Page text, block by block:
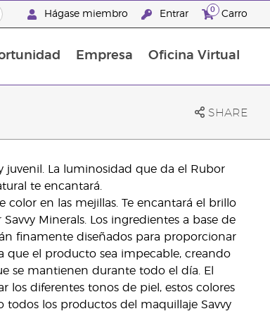
Hágase miembro Entrar 0 Carro
Empresa Oficina Virtual
SHARE
juvenil. La luminosidad que da el Rubor
te encantará.
en las mejillas. Te encantará el brillo
Minerals. Los ingredientes a base de
finamente diseñados para proporcionar
que el producto sea impecable, creando
se mantienen durante todo el día. El
los diferentes tonos de piel, estos colores
todos los productos del maquillaje Savvy